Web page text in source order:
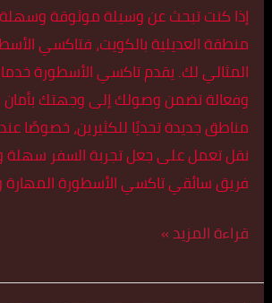
إذا كنت تبحث عن وسيلة موثوقة
منطقة العديلية بالكويت، فتاكسي
المثالي لك. يقدم تاكسي الأسطورة
وفعالة تضمن وصولك إلى وجهتك بأمان
مناطق جديدة تحديًا للكثيرين، خصوصًا
نقل تعمل على جعل تجربة السفر سهلة
فريق سائقي تاكسي الأسطورة المهارة
قراءة المزيد »